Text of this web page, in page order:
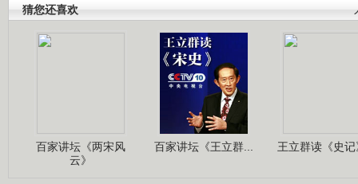
猜您还喜欢
百家讲坛《两宋风
云》
百家讲坛《王立群... 王立群读《史